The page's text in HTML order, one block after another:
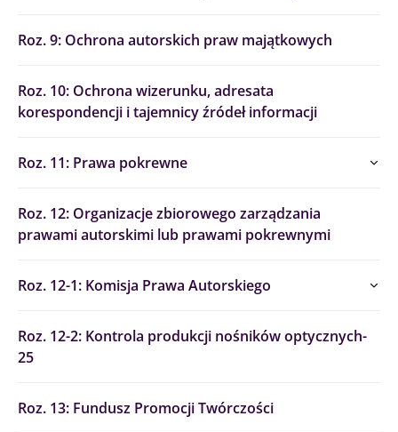
Roz. 9: Ochrona autorskich praw majątkowych
Roz. 10: Ochrona wizerunku, adresata
korespondencji i tajemnicy źródeł informacji
Roz. 11: Prawa pokrewne
Roz. 12: Organizacje zbiorowego zarządzania
prawami autorskimi lub prawami pokrewnymi
Roz. 12-1: Komisja Prawa Autorskiego
Roz. 12-2: Kontrola produkcji nośników optycznych-
25
Roz. 13: Fundusz Promocji Twórczości